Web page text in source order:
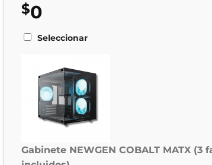
$0
Seleccionar
Gabinete NEWGEN COBALT MATX (3